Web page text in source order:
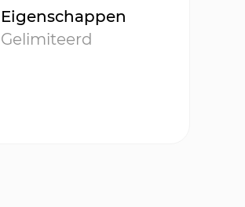
Eigenschappen
Gelimiteerd